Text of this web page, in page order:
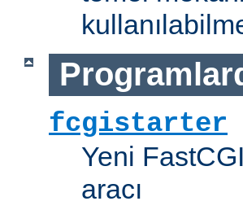
fcgistarter
Yeni
aracı